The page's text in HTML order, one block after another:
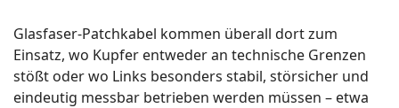
Glasfaser-Patchkabel kommen überall dort zum
Einsatz, wo Kupfer entweder an technische Grenzen
stößt oder wo Links besonders stabil, störsicher und
eindeutig messbar betrieben werden müssen – etwa